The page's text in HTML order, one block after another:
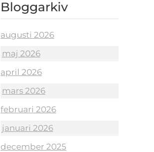
Bloggarkiv
augusti 2026
maj 2026
april 2026
mars 2026
februari 2026
januari 2026
december 2025